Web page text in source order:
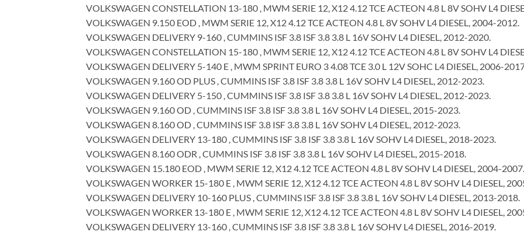
VOLKSWAGEN CONSTELLATION 13-180 , MWM SERIE 12, X12 4.12 TCE ACTEON 4.8 L 8V SOHV L4
VOLKSWAGEN 9.150 EOD , MWM SERIE 12, X12 4.12 TCE ACTEON 4.8 L 8V SOHV L4 DIESEL, 2004-2012.
VOLKSWAGEN DELIVERY 9-160 , CUMMINS ISF 3.8 ISF 3.8 3.8 L 16V SOHV L4 DIESEL, 2012-2020.
VOLKSWAGEN CONSTELLATION 15-180 , MWM SERIE 12, X12 4.12 TCE ACTEON 4.8 L 8V SOHV L4
VOLKSWAGEN DELIVERY 5-140 E , MWM SPRINT EURO 3 4.08 TCE 3.0 L 12V SOHC L4 DIESEL, 2006-
VOLKSWAGEN 9.160 OD PLUS , CUMMINS ISF 3.8 ISF 3.8 3.8 L 16V SOHV L4 DIESEL, 2012-2023.
VOLKSWAGEN DELIVERY 5-150 , CUMMINS ISF 3.8 ISF 3.8 3.8 L 16V SOHV L4 DIESEL, 2012-2023.
VOLKSWAGEN 9.160 OD , CUMMINS ISF 3.8 ISF 3.8 3.8 L 16V SOHV L4 DIESEL, 2015-2023.
VOLKSWAGEN 8.160 OD , CUMMINS ISF 3.8 ISF 3.8 3.8 L 16V SOHV L4 DIESEL, 2012-2023.
VOLKSWAGEN DELIVERY 13-180 , CUMMINS ISF 3.8 ISF 3.8 3.8 L 16V SOHV L4 DIESEL, 2018-2023.
VOLKSWAGEN 8.160 ODR , CUMMINS ISF 3.8 ISF 3.8 3.8 L 16V SOHV L4 DIESEL, 2015-2018.
VOLKSWAGEN 15.180 EOD , MWM SERIE 12, X12 4.12 TCE ACTEON 4.8 L 8V SOHV L4 DIESEL, 2004-2007.
VOLKSWAGEN WORKER 15-180 E , MWM SERIE 12, X12 4.12 TCE ACTEON 4.8 L 8V SOHV L4 DIESEL,
VOLKSWAGEN DELIVERY 10-160 PLUS , CUMMINS ISF 3.8 ISF 3.8 3.8 L 16V SOHV L4 DIESEL, 2013-2018.
VOLKSWAGEN WORKER 13-180 E , MWM SERIE 12, X12 4.12 TCE ACTEON 4.8 L 8V SOHV L4 DIESEL,
VOLKSWAGEN DELIVERY 13-160 , CUMMINS ISF 3.8 ISF 3.8 3.8 L 16V SOHV L4 DIESEL, 2016-2019.